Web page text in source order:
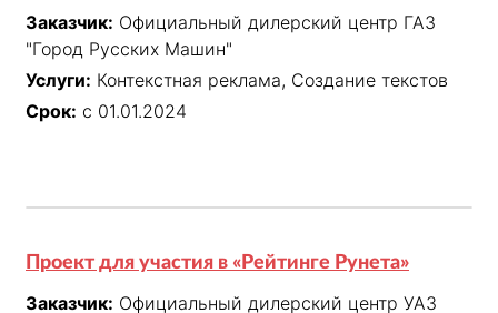
Заказчик: Официальный дилерский центр ГАЗ
"Город Русских Машин"
Услуги: Контекстная реклама, Создание текстов
Срок: с 01.01.2024
Проект для участия в «Рейтинге Рунета»
Заказчик: Официальный дилерский центр УАЗ